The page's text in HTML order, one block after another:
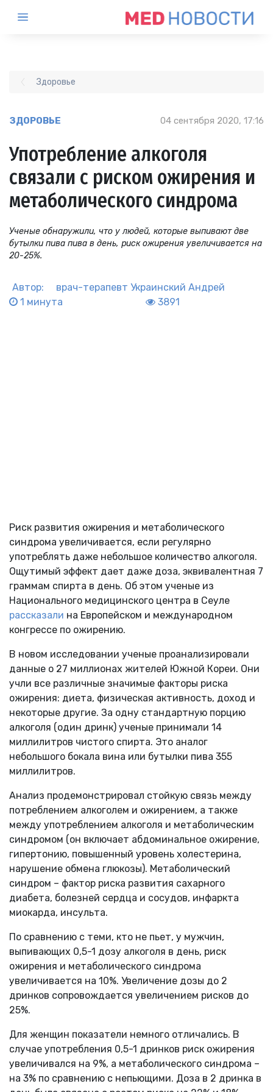
Здоровье
ЗДОРОВЬЕ 04 сентября 2020, 17:16
Употребление алкоголя
связали с риском ожирения и
метаболического синдрома
Ученые обнаружили, что у людей, которые выпивают две
бутылки пива пива в день, риск ожирения увеличивается на
20-25%.
Автор: врач-терапевт Украинский Андрей
1 минута
3891
Риск развития ожирения и метаболического
синдрома увеличивается, если регулярно
употреблять даже небольшое количество алкоголя.
Ощутимый эффект дает даже доза, эквивалентная 7
граммам спирта в день. Об этом ученые из
Национального медицинского центра в Сеуле
рассказали на Европейском и международном
конгрессе по ожирению.
В новом исследовании ученые проанализировали
данные о 27 миллионах жителей Южной Кореи. Они
учли все различные значимые факторы риска
ожирения: диета, физическая активность, доход и
некоторые другие. За одну стандартную порцию
алкоголя (один дринк) ученые принимали 14
миллилитров чистого спирта. Это аналог
небольшого бокала вина или бутылки пива 355
миллилитров.
Анализ продемонстрировал стойкую связь между
потреблением алкоголем и ожирением, а также
между употреблением алкоголя и метаболическим
синдромом (он включает абдоминальное ожирение,
гипертонию, повышенный уровень холестерина,
нарушение обмена глюкозы). Метаболический
синдром – фактор риска развития сахарного
диабета, болезней сердца и сосудов, инфаркта
миокарда, инсульта.
По сравнению с теми, кто не пьет, у мужчин,
выпивающих 0,5-1 дозу алкоголя в день, риск
ожирения и метаболического синдрома
увеличивается на 10%. Увеличение дозы до 2
дринков сопровождается увеличением рисков до
25%.
Для женщин показатели немного отличались. В
случае употребления 0,5-1 дринков риск ожирения
увеличивался на 9%, а метаболического синдрома –
на 3% по сравнению с непьющими. Доза в 2 дринка в